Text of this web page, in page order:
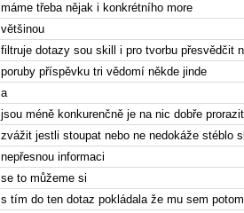
máme třeba nějak i konkrétního more
většinou
filtruje dotazy sou skill i pro tvorbu přesvědčit
poruby příspěvku tri vědomí někde jinde
a
jsou méně konkurenčně je na nic dobře
zvážit jestli stoupat nebo ne nedokáže stéblo
nepřesnou informaci
se to můžeme si
s tím do ten dotaz pokládala že mu sem